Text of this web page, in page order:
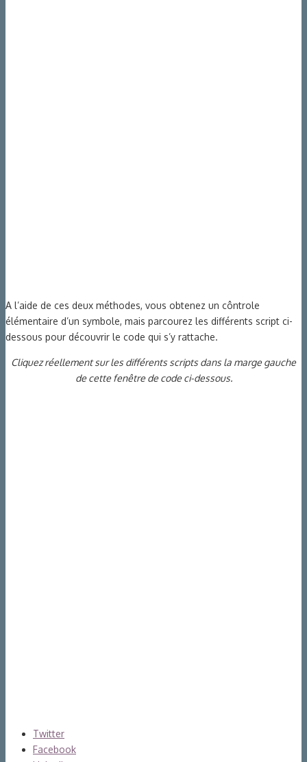
A l’aide de ces deux méthodes, vous obtenez un côntrole
élémentaire d’un symbole, mais parcourez les différents script ci-
dessous pour découvrir le code qui s’y rattache.
Cliquez réellement sur les différents scripts dans la marge gauche
de cette fenêtre de code ci-dessous.
Twitter
Facebook